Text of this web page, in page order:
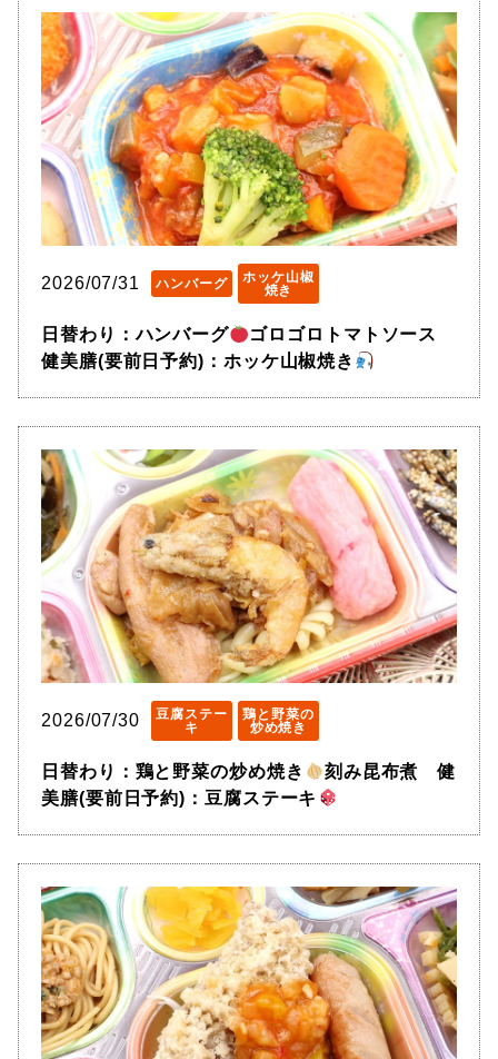
2026/07/31 ハンバーグ
ホッケ山椒
焼き
日替わり：ハンバーグ
ゴロゴロトマトソース
健美膳(要前日予約)：ホッケ山椒焼き
2026/07/30
豆腐ステー
キ
鶏と野菜の
炒め焼き
日替わり：鶏と野菜の炒め焼き
刻み昆布煮 健
美膳(要前日予約)：豆腐ステーキ